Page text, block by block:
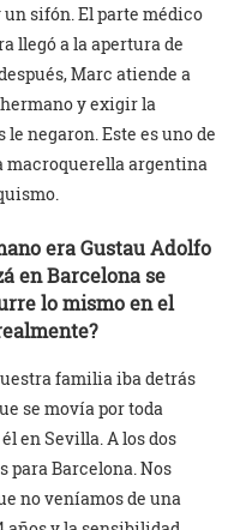
sifón. El parte médico
llegó a la apertura de
Marc atiende a
y exigir la
negaron. Este es uno de
macroquerella argentina
era Gustau Adolfo
en Barcelona se
lo mismo en el
familia iba detrás
se movía por toda
en Sevilla. A los dos
para Barcelona. Nos
no veníamos de una